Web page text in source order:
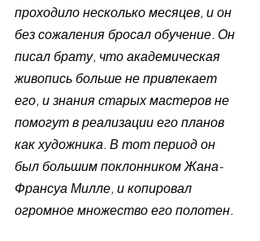
проходило несколько месяцев, и он
без сожаления бросал обучение. Он
писал брату, что академическая
живопись больше не привлекает
его, и знания старых мастеров не
помогут в реализации его планов
как художника. В тот период он
был большим поклонником Жана-
Франсуа Милле, и копировал
огромное множество его полотен.